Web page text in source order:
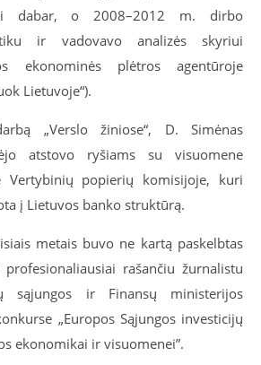
dabar, o 2008–2012 m. dirbo
ir vadovavo analizės skyriui
ekonominės plėtros agentūroje
Lietuvoje“).
„Verslo žiniose“, D. Simėnas
atstovo ryšiams su visuomene
Vertybinių popierių komisijoje, kuri
į Lietuvos banko struktūrą.
metais buvo ne kartą paskelbtas
rašančiu žurnalistu
sąjungos ir Finansų ministerijos
„Europos Sąjungos investicijų
ekonomikai ir visuomenei”.